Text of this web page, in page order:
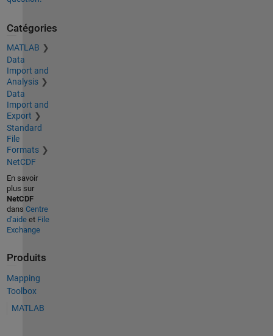
Catégories
MATLAB
Data
Import and
Analysis
Data
Import and
Export
Standard
File
Formats
NetCDF
En savoir
plus sur
NetCDF
dans Centre
d'aideet File
Exchange
Produits
Mapping
Toolbox
MATLAB